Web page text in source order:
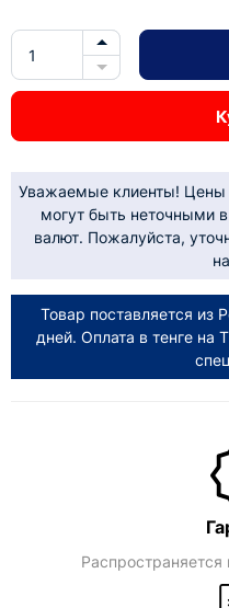
Уважаемые клиенты! Цены
могут быть неточными
валют. Пожалуйста,
Товар поставляется из
дней. Оплата в тенге на
Распространяется